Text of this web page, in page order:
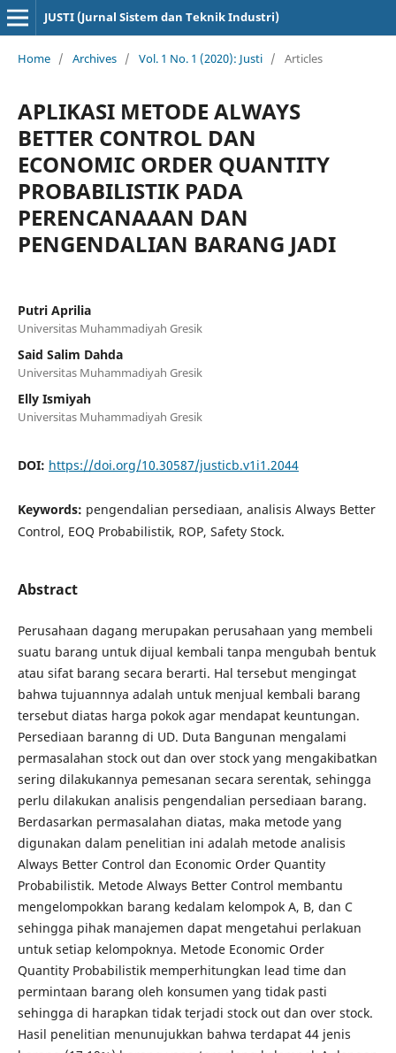
JUSTI (Jurnal Sistem dan Teknik Industri)
Home / Archives / Vol. 1 No. 1 (2020): Justi / Articles
APLIKASI METODE ALWAYS
BETTER CONTROL DAN
ECONOMIC ORDER QUANTITY
PROBABILISTIK PADA
PERENCANAAAN DAN
PENGENDALIAN BARANG JADI
Putri Aprilia
Universitas Muhammadiyah Gresik
Said Salim Dahda
Universitas Muhammadiyah Gresik
Elly Ismiyah
Universitas Muhammadiyah Gresik
DOI: https://doi.org/10.30587/justicb.v1i1.2044
Keywords: pengendalian persediaan, analisis Always Better
Control, EOQ Probabilistik, ROP, Safety Stock.
Abstract
Perusahaan dagang merupakan perusahaan yang membeli
suatu barang untuk dijual kembali tanpa mengubah bentuk
atau sifat barang secara berarti. Hal tersebut mengingat
bahwa tujuannnya adalah untuk menjual kembali barang
tersebut diatas harga pokok agar mendapat keuntungan.
Persediaan baranng di UD. Duta Bangunan mengalami
permasalahan stock out dan over stock yang mengakibatkan
sering dilakukannya pemesanan secara serentak, sehingga
perlu dilakukan analisis pengendalian persediaan barang.
Berdasarkan permasalahan diatas, maka metode yang
digunakan dalam penelitian ini adalah metode analisis
Always Better Control dan Economic Order Quantity
Probabilistik. Metode Always Better Control membantu
mengelompokkan barang kedalam kelompok A, B, dan C
sehingga pihak manajemen dapat mengetahui perlakuan
untuk setiap kelompoknya. Metode Economic Order
Quantity Probabilistik memperhitungkan lead time dan
permintaan barang oleh konsumen yang tidak pasti
sehingga di harapkan tidak terjadi stock out dan over stock.
Hasil penelitian menunujukkan bahwa terdapat 44 jenis